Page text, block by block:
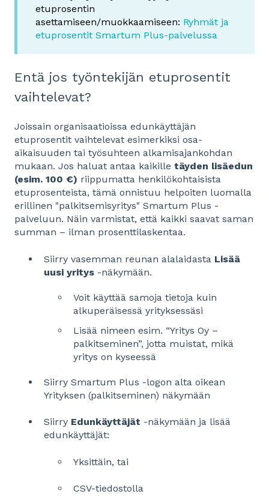
etuprosentin
asettamiseen/muokkaamiseen: Ryhmät ja
etuprosentit Smartum Plus-palvelussa
Entä jos työntekijän etuprosentit
vaihtelevat?
Joissain organisaatioissa edunkäyttäjän
etuprosentit vaihtelevat esimerkiksi osa-
aikaisuuden tai työsuhteen alkamisajankohdan
mukaan. Jos haluat antaa kaikille täyden lisäedun
(esim. 100 €) riippumatta henkilökohtaisista
etuprosenteista, tämä onnistuu helpoiten luomalla
erillinen "palkitsemisyritys" Smartum Plus -
palveluun. Näin varmistat, että kaikki saavat saman
summan – ilman prosenttilaskentaa.
Siirry vasemman reunan alalaidasta Lisää
uusi yritys -näkymään.
Voit käyttää samoja tietoja kuin
alkuperäisessä yrityksessäsi
Lisää nimeen esim. “Yritys Oy –
palkitseminen”, jotta muistat, mikä
yritys on kyseessä
Siirry Smartum Plus -logon alta oikean
Yrityksen (palkitseminen) näkymään
Siirry Edunkäyttäjät -näkymään ja lisää
edunkäyttäjät:
Yksittäin, tai
CSV-tiedostolla